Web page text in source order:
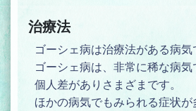
治療法
ゴーシェ病は治療法がある病気
ゴーシェ病は、非常に稀な病
個人差がありさまざまです。
ほかの病気でもみられる症状が